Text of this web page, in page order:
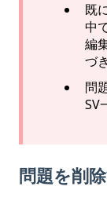
既
中
編
づ
問
SV
問題を削